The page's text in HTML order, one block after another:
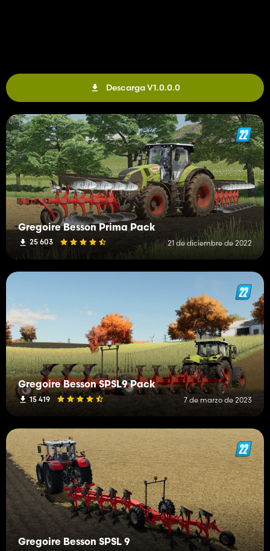
Descarga V1.0.0.0
Gregoire Besson Prima Pack
25 603 21 de diciembre de 2022
Gregoire Besson SPSL9 Pack
15 419 7 de marzo de 2023
Gregoire Besson SPSL 9